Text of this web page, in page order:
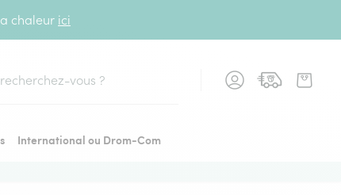
chaleur ici
International ou Drom-Com